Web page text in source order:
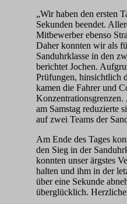
„Wir haben den ersten
Sekunden beendet.
Mitbewerber ebenso
Daher konnten wir als
Sanduhrklasse in den
berichtet Jochen.
Prüfungen, hinsichtlich
kamen die Fahrer und
am Samstag reduzierte
auf zwei Teams der
Am Ende des Tages
den Sieg in der
konnten unser ärgstes
halten und ihm in der
über eine Sekunde
überglücklich.